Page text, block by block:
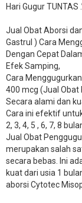
Hari Gugur TUNTAS
Jual Obat Aborsi
Gastrul ) Cara
Dengan Cepat
Efek Samping,
Cara
400 mcg (Jual Obat
Secara alami dan
Cara ini efektif
2, 3, 4, 5 , 6, 7, 8
Jual Obat
merupakan salah
secara bebas. Ini
kuat dari usia 1
aborsi Cytotec